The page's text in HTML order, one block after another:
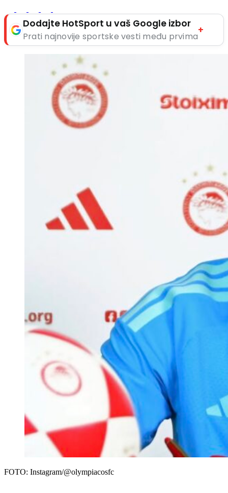
Dodajte HotSport u vaš Google izbor
Prati najnovije sportske vesti među prvima
+
FOTO: Instagram/@olympiacosfc